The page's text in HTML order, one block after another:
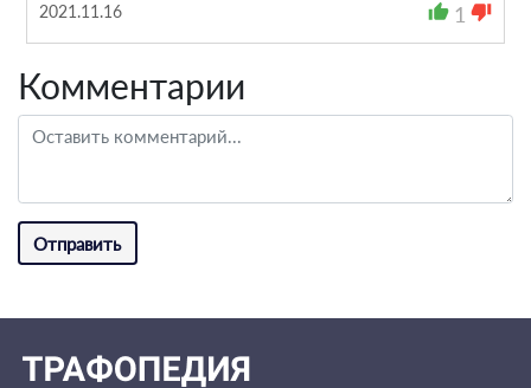
2021.11.16 thumb_up 1 thumb_down
Комментарии
Отправить